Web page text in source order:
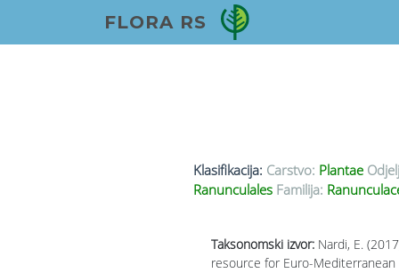
FLORA RS
Klasifikacija: Carstvo: Plantae
Ranunculales Familija:
Taksonomski izvor: Nardi, E.
resource for Euro-Mediterranean